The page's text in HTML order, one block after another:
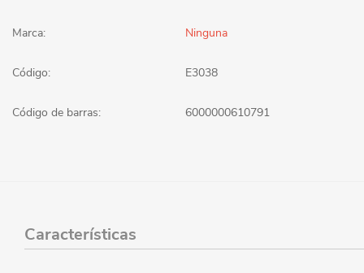
Marca: Ninguna
Código: E3038
Código de barras: 6000000610791
Características